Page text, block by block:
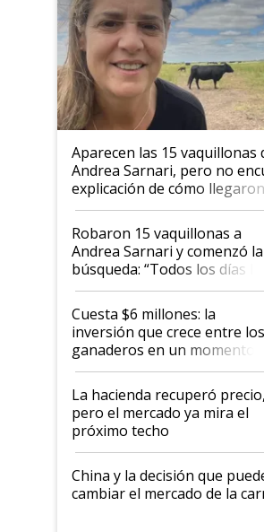
Aparecen las 15 vaquillonas
Andrea Sarnari, pero no
explicación de cómo llegaron
Robaron 15 vaquillonas a
Andrea Sarnari y comenzó la
búsqueda: “Todos los días le
toca a algún productor”
Cuesta $6 millones: la
inversión que crece entre los
ganaderos en un momento
histórico para la actividad
La hacienda recuperó precio,
pero el mercado ya mira el
próximo techo
China y la decisión que
cambiar el mercado de la